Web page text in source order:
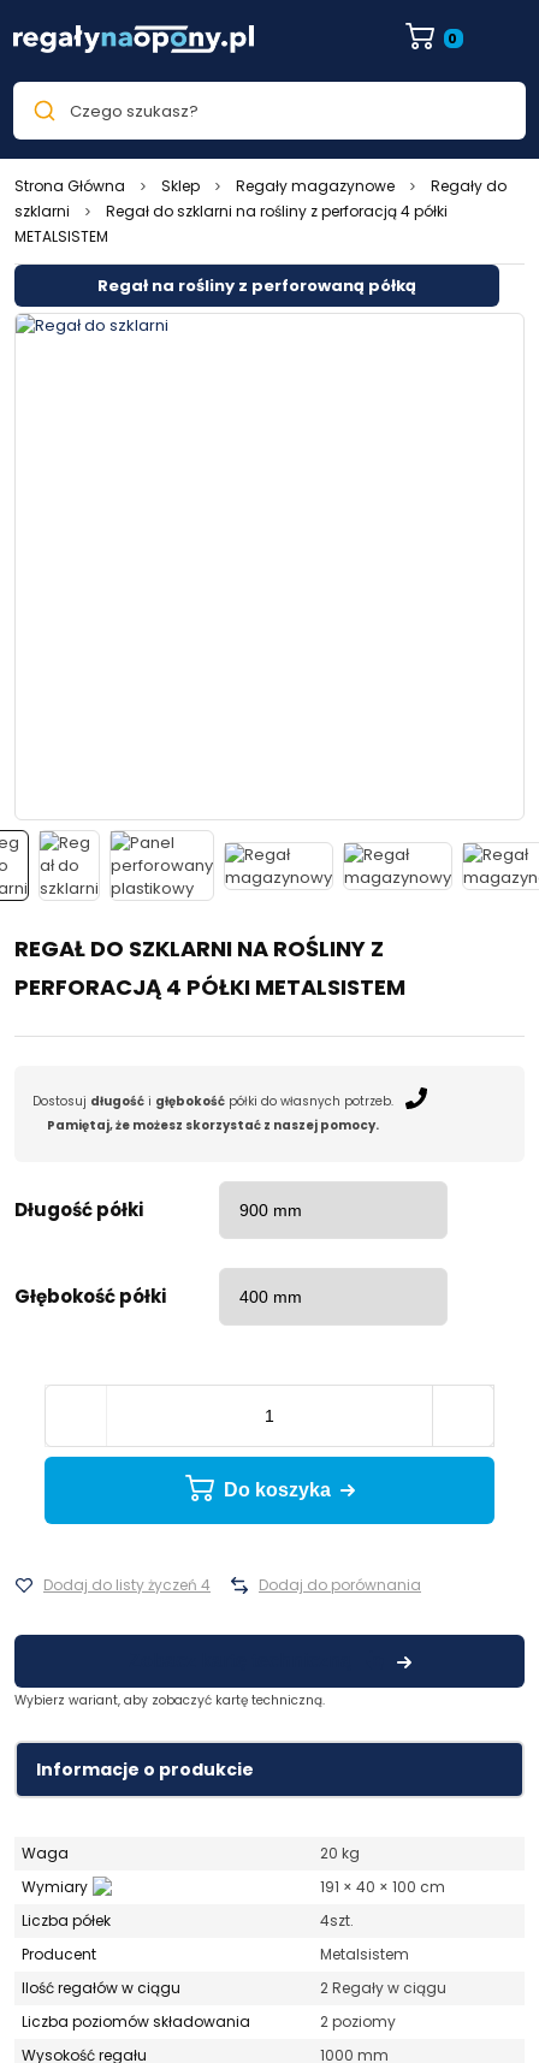
0
Czego szukasz?
Strona Główna Sklep Regały magazynowe
Regały do
szklarni
Regał do szklarni na rośliny z perforacją 4 półki
METALSISTEM
Regał na rośliny z perforowaną półką
REGAŁ DO SZKLARNI NA ROŚLINY Z
PERFORACJĄ 4 PÓŁKI METALSISTEM
Dostosuj długość i głębokość półki do własnych potrzeb.
Pamiętaj, że możesz skorzystać z naszej pomocy.
Długość półki
Głębokość półki
Do koszyka
Dodaj do listy życzeń 4 Dodaj do porównania
Wybierz wariant, aby zobaczyć kartę techniczną.
Informacje o produkcie
Waga
20 kg
Wymiary
191 × 40 × 100 cm
Liczba półek
4szt.
Producent
Metalsistem
Ilość regałów w ciągu
2 Regały w ciągu
Liczba poziomów składowania
2 poziomy
Wysokość regału
1000 mm